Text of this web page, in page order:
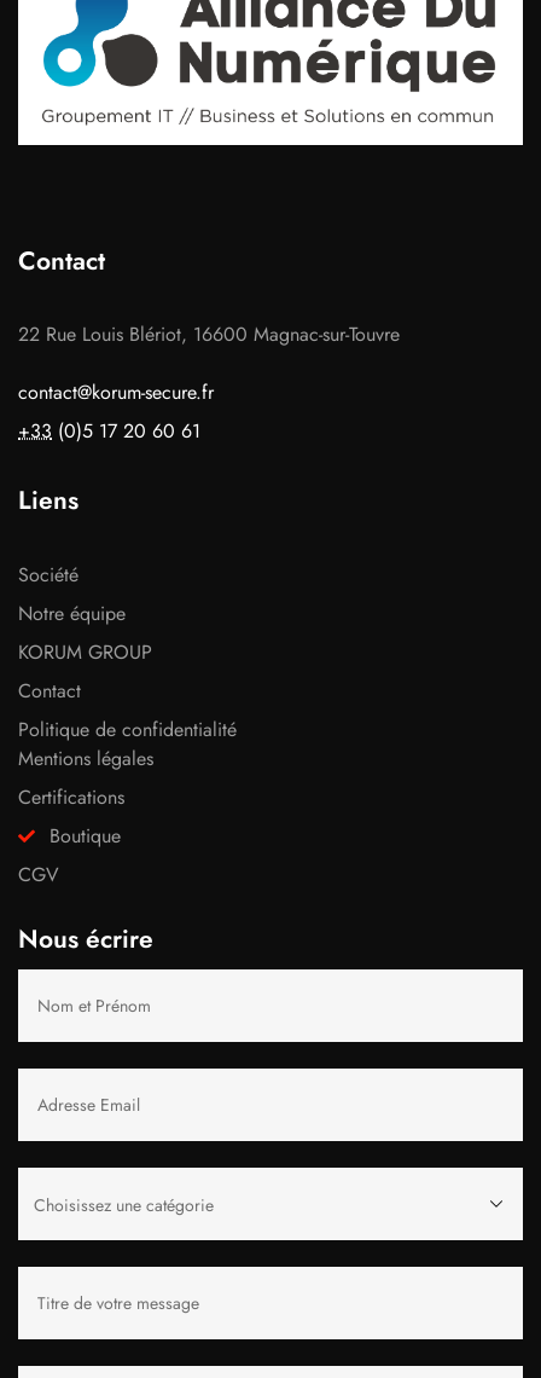
Contact
22 Rue Louis Blériot, 16600 Magnac-sur-Touvre
contact@korum-secure.fr
+33 (0)5 17 20 60 61
Liens
Société
Notre équipe
KORUM GROUP
Contact
Politique de confidentialité
Mentions légales
Certifications
Boutique
CGV
Nous écrire